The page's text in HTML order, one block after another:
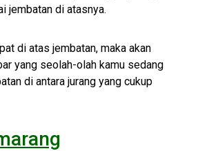
jembatan di atasnya.
di atas jembatan, maka akan
yang seolah-olah kamu sedang
di antara jurang yang cukup